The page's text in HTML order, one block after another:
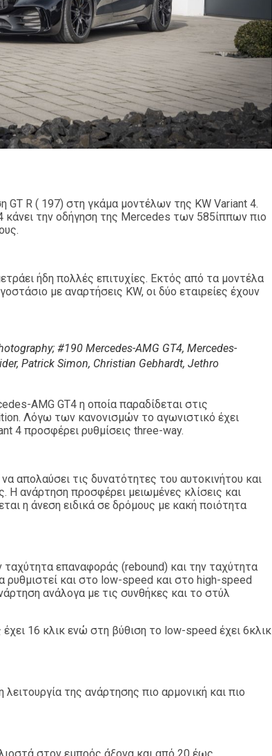
GT R ( 197) στη γκάμα μοντέλων της KW Variant 4.
την οδήγηση της Mercedes των 585ίππων πιο
ήδη πολλές επιτυχίες. Εκτός από τα μοντέλα
με αναρτήσεις KW, οι δύο εταιρείες έχουν
#190 Mercedes-AMG GT4, Mercedes-
Patrick Simon, Christian Gebhardt, Jethro
AMG GT4 η οποία παραδίδεται στις
Λόγω των κανονισμών το αγωνιστικό έχει
4 προσφέρει ρυθμίσεις three-way.
απολαύσει τις δυνατότητες του αυτοκινήτου και
Η ανάρτηση προσφέρει μειωμένες κλίσεις και
η άνεση ειδικά σε δρόμους με κακή ποιότητα
ταχύτητα επαναφοράς (rebound) και την ταχύτητα
ρυθμιστεί και στο low-speed και στο high-speed
ανάλογα με τις συνθήκες και το στύλ
16 κλικ ενώ στη βύθιση το low-speed έχει 6κλικ
της ανάρτησης πιο αρμονική και πιο